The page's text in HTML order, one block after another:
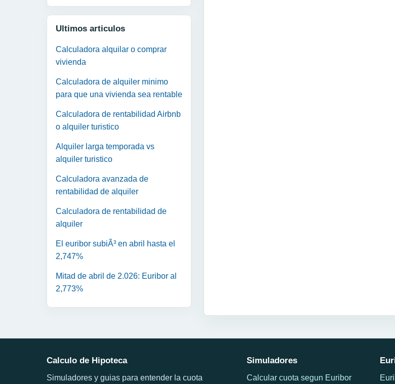
Ultimos articulos
Calculadora alquilar o comprar
vivienda
Calculadora de alquiler minimo
para que una vivienda sea rentable
Calculadora de rentabilidad Airbnb
o alquiler turistico
Alquiler larga temporada vs
alquiler turistico
Calculadora avanzada de
rentabilidad de alquiler
Calculadora de rentabilidad de
alquiler
El euribor subiÃ³ en abril hasta el
2,747%
Mitad de abril de 2.026: Euribor al
2,773%
Calculo de Hipoteca
Simuladores y guias para entender la cuota
Simuladores
Calcular cuota segun Euribor